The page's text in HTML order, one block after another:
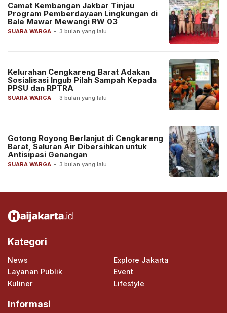
SUARA WARGA - 3 bulan yang lalu
Camat Kembangan Jakbar Tinjau
Program Pemberdayaan Lingkungan di
Bale Mawar Mewangi RW 03
SUARA WARGA - 3 bulan yang lalu
Kelurahan Cengkareng Barat Adakan
Sosialisasi Ingub Pilah Sampah Kepada
PPSU dan RPTRA
SUARA WARGA - 3 bulan yang lalu
Gotong Royong Berlanjut di Cengkareng
Barat, Saluran Air Dibersihkan untuk
Antisipasi Genangan
Kategori
News
Explore Jakarta
Layanan Publik
Event
Kuliner
Lifestyle
Informasi